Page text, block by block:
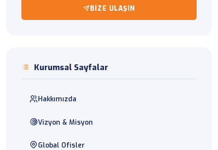
BIZE ULAŞIN
Kurumsal Sayfalar
Hakkımızda
Vizyon & Misyon
Global Ofisler